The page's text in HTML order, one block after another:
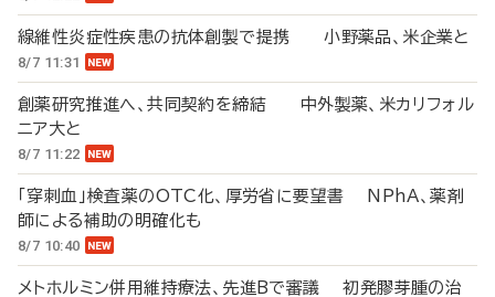
線維性炎症性疾患の抗体創製で提携 小野薬品、米企業と
8/7 11:31
創薬研究推進へ、共同契約を締結 中外製薬、米カリフォル
ニア大と
8/7 11:22
「穿刺血」検査薬のOTC化、厚労省に要望書 NPhA、薬剤
師による補助の明確化も
8/7 10:40
メトホルミン併用維持療法、先進Bで審議 初発膠芽腫の治